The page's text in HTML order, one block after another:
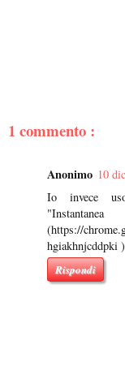
1 commento :
Anonimo 10
Io invece
(https://
hgiakhnjcddpki
Rispondi